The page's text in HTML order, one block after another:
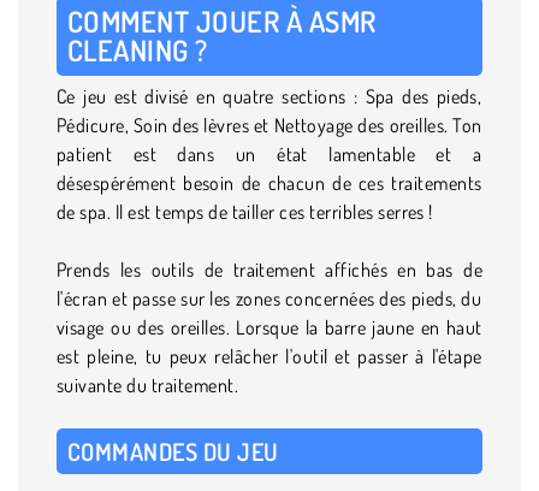
COMMENT JOUER À ASMR
CLEANING ?
Ce jeu est divisé en quatre sections : Spa des pieds,
Pédicure, Soin des lèvres et Nettoyage des oreilles. Ton
patient est dans un état lamentable et a
désespérément besoin de chacun de ces traitements
de spa. Il est temps de tailler ces terribles serres !
Prends les outils de traitement affichés en bas de
l'écran et passe sur les zones concernées des pieds, du
visage ou des oreilles. Lorsque la barre jaune en haut
est pleine, tu peux relâcher l'outil et passer à l'étape
suivante du traitement.
COMMANDES DU JEU